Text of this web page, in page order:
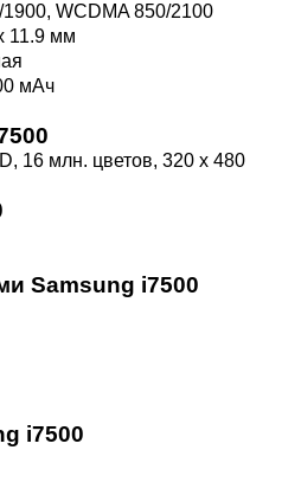
WCDMA 850/2100
11.9 мм
мАч
16 млн. цветов, 320 х 480
Samsung i7500
i7500